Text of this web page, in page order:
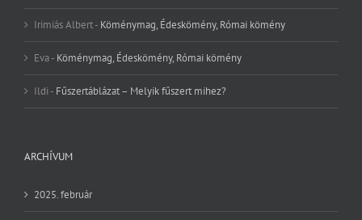
Irimiás Albert- Köménymag, Édeskömény, Római kömény
Eva- Köménymag, Édeskömény, Római kömény
Ildi - Fűszertáblázat – Melyik fűszert mihez?
ARCHÍVUM
2025. február